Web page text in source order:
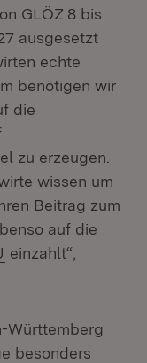
GLÖZ 8 bis
ausgesetzt
echte
benötigen wir
die
zu erzeugen.
wissen um
Beitrag zum
auf die
(Öffnet in neuem
einzahlt“,
Württemberg
besonders